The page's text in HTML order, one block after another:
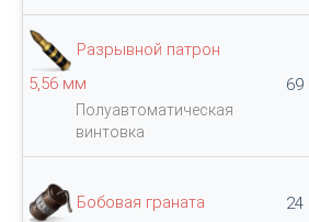
Разрывной патрон
5,56 мм
Полуавтоматическая
винтовка
69
Бобовая граната 24